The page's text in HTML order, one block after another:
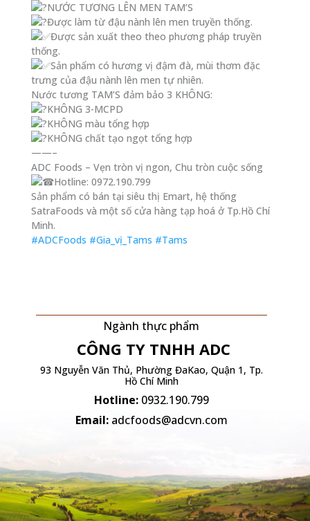
NƯỚC TƯƠNG LÊN MEN TAM’S
Được làm từ đậu nành lên men truyền thống.
Được sản xuất theo theo phương pháp truyền
thống.
Sản phẩm có hương vị đậm đà, mùi thơm đặc
trưng của đậu nành lên men tự nhiên.
Nước tương TAM’S đảm bảo 3 KHÔNG:
KHÔNG 3-MCPD
KHÔNG màu tổng hợp
KHÔNG chất tạo ngọt tổng hợp
——–
ADC Foods – Vẹn tròn vị ngon, Chu tròn cuộc sống
Hotline: 0972.190.799
Sản phẩm có bán tại siêu thị Emart, hệ thống
SatraFoods và một số cửa hàng tạp hoá ở Tp.Hồ Chí
Minh.
#ADCFoods #Gia_vị_Tams #Tams
Ngành thực phẩm
CÔNG TY TNHH ADC
93 Nguyễn Văn Thủ, Phường ĐaKao, Quận 1, Tp.
Hồ Chí Minh
Hotline: 0932.190.799
Email: adcfoods@adcvn.com